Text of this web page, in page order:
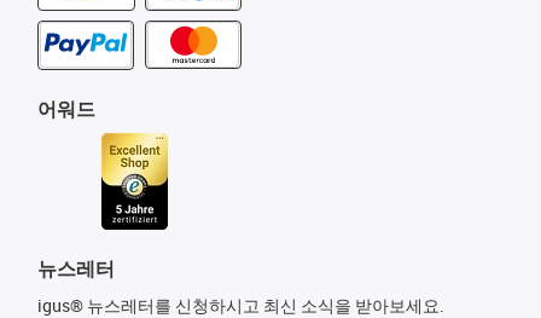
어워드
뉴스레터
igus® 뉴스레터를 신청하시고 최신 소식을 받아보세요.